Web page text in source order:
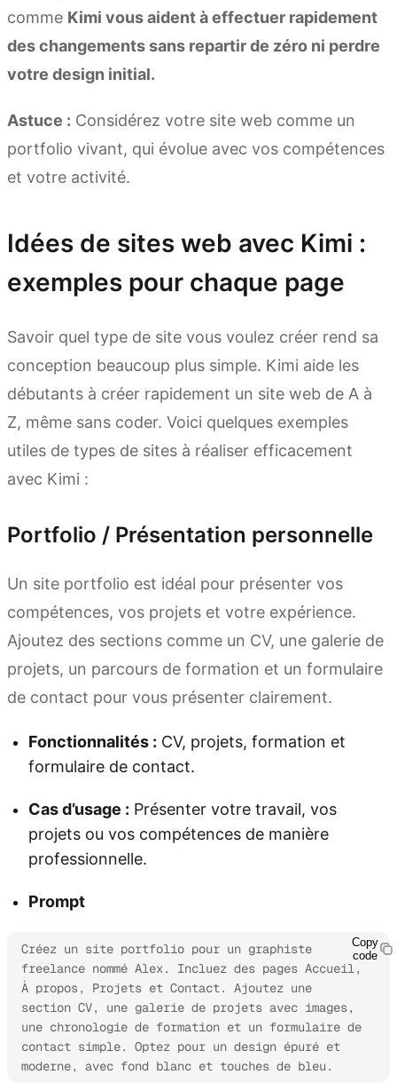
comme Kimi vous aident à effectuer rapidement
des changements sans repartir de zéro ni perdre
votre design initial.
Astuce : Considérez votre site web comme un
portfolio vivant, qui évolue avec vos compétences
et votre activité.
Idées de sites web avec Kimi :
exemples pour chaque page
Savoir quel type de site vous voulez créer rend sa
conception beaucoup plus simple. Kimi aide les
débutants à créer rapidement un site web de A à
Z, même sans coder. Voici quelques exemples
utiles de types de sites à réaliser efficacement
avec Kimi :
Portfolio / Présentation personnelle
Un site portfolio est idéal pour présenter vos
compétences, vos projets et votre expérience.
Ajoutez des sections comme un CV, une galerie de
projets, un parcours de formation et un formulaire
de contact pour vous présenter clairement.
Fonctionnalités : CV, projets, formation et
formulaire de contact.
Cas d’usage : Présenter votre travail, vos
projets ou vos compétences de manière
professionnelle.
Prompt
Créez un site portfolio pour un graphiste
freelance nommé Alex. Incluez des pages Accueil,
À propos, Projets et Contact. Ajoutez une
section CV, une galerie de projets avec images,
une chronologie de formation et un formulaire de
contact simple. Optez pour un design épuré et
moderne, avec fond blanc et touches de bleu.
Copy
code